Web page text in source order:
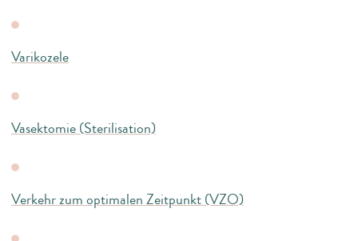
Varikozele
Vasektomie (Sterilisation)
Verkehr zum optimalen Zeitpunkt (VZO)